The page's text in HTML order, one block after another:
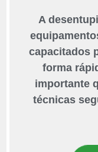
A
capacitados
forma
importante
técnicas